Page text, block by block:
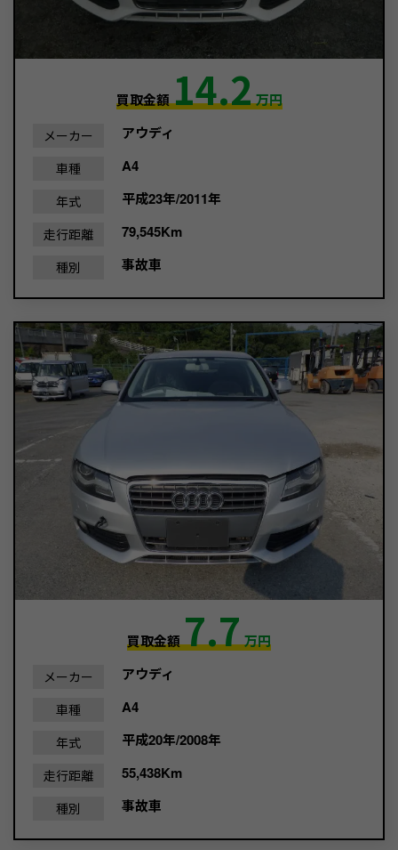
買取金額14.2万円
メーカー アウディ
車種 A4
年式 平成23年/2011年
走行距離 79,545Km
種別 事故車
買取金額7.7万円
メーカー アウディ
車種 A4
年式 平成20年/2008年
走行距離 55,438Km
種別 事故車